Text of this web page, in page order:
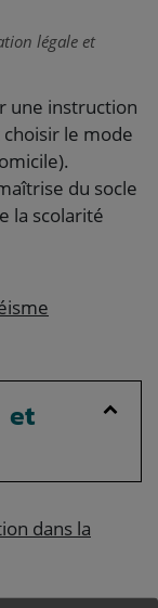
légale et
une instruction
le mode
du socle
la scolarité
et
dans la